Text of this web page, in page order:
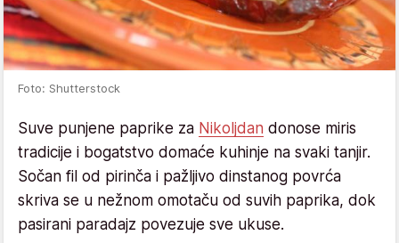
Foto: Shutterstock
Suve punjene paprike za Nikoljdan donose miris
tradicije i bogatstvo domaće kuhinje na svaki tanjir.
Sočan fil od pirinča i pažljivo dinstanog povrća
skriva se u nežnom omotaču od suvih paprika, dok
pasirani paradajz povezuje sve ukuse.